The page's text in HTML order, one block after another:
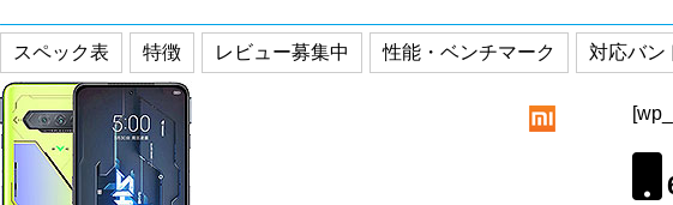
スペック表 特徴 レビュー募集中 性能・ベンチマーク 対応バン